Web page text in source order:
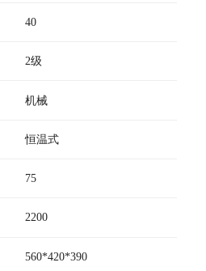
40
2级
机械
恒温式
75
2200
560*420*390